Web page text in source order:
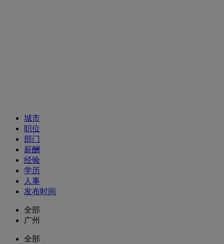
城市
职位
部门
薪酬
经验
学历
人事
发布时间
全部
广州
全部